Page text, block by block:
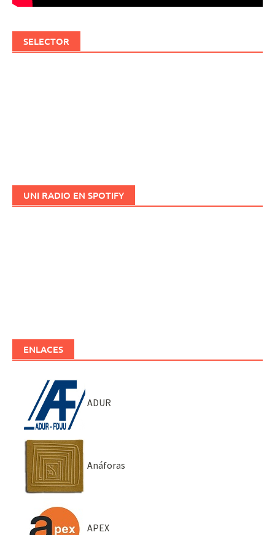
SELECTOR
UNI RADIO EN SPOTIFY
ENLACES
ADUR
Anáforas
APEX